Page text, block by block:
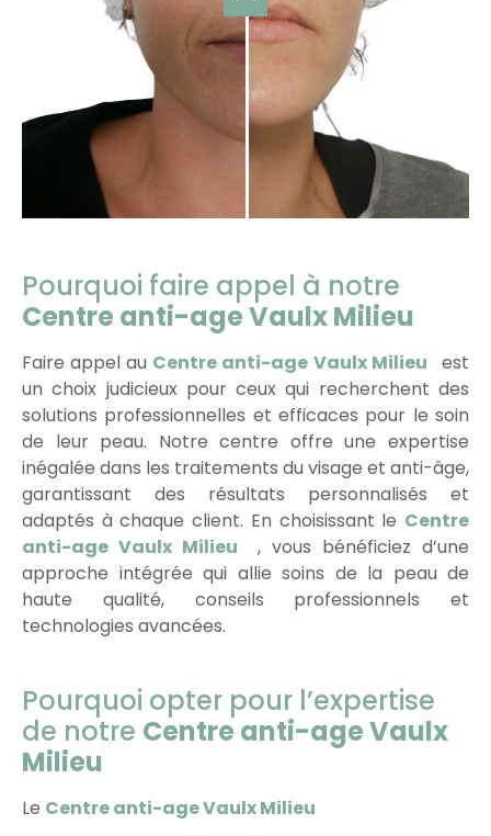
Pourquoi faire appel à notre
Centre anti-age Vaulx Milieu
Faire appel au Centre anti-age Vaulx Milieu
est
un choix judicieux pour ceux qui recherchent des
solutions professionnelles et efficaces pour le soin
de leur peau. Notre centre offre une expertise
inégalée dans les traitements du visage et anti-âge,
garantissant des résultats personnalisés et
adaptés à chaque client. En choisissant le Centre
anti-age Vaulx Milieu
, vous bénéficiez d’une
approche intégrée qui allie soins de la peau de
haute qualité, conseils professionnels et
technologies avancées.
Pourquoi opter pour l’expertise
de notre Centre anti-age Vaulx
Milieu
Le Centre anti-age Vaulx Milieu